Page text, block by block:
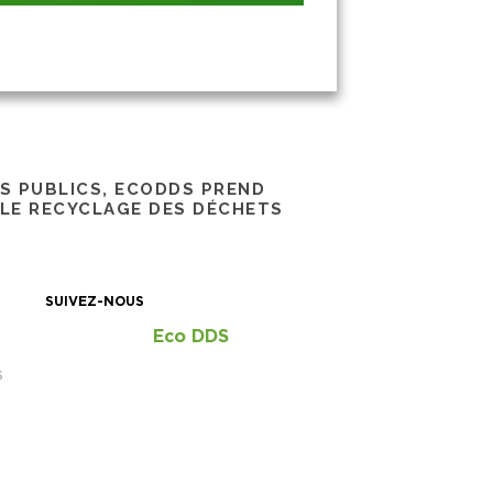
PUBLICS, ECODDS PREND
RECYCLAGE DES DÉCHETS
SUIVEZ-NOUS
Eco DDS